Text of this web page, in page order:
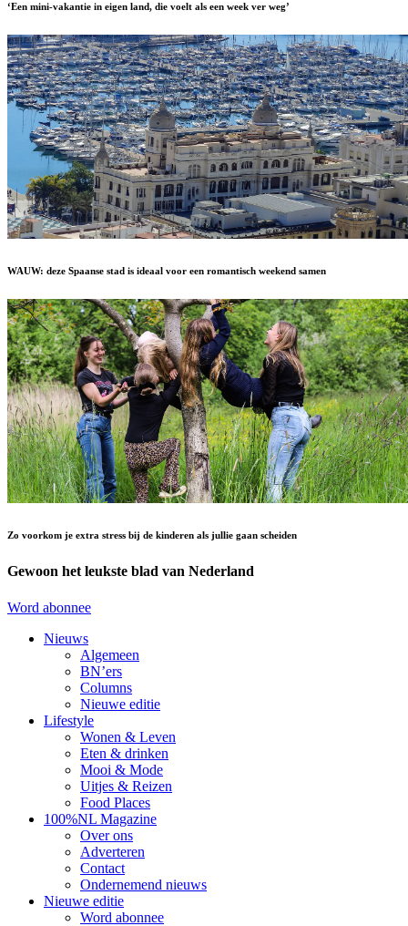
‘Een mini-vakantie in eigen land, die voelt als een week ver weg’
WAUW: deze Spaanse stad is ideaal voor een romantisch weekend samen
Zo voorkom je extra stress bij de kinderen als jullie gaan scheiden
Gewoon het leukste blad van Nederland
Word abonnee
Nieuws
Algemeen
BN’ers
Columns
Nieuwe editie
Lifestyle
Wonen & Leven
Eten & drinken
Mooi & Mode
Uitjes & Reizen
Food Places
100%NL Magazine
Over ons
Adverteren
Contact
Ondernemend nieuws
Nieuwe editie
Word abonnee